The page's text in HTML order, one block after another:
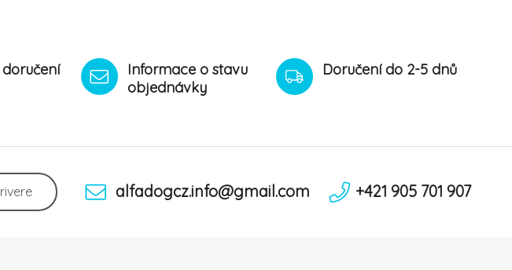
Informace o stavu
objednávky
Doručení do 2-5 dnů
alfadogcz.info@gmail.com +421 905 701 907